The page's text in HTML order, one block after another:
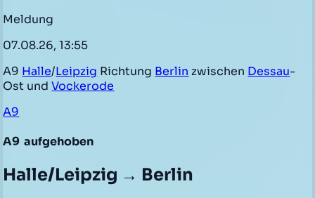
Meldung
07.08.26, 13:55
A9 Halle/Leipzig Richtung Berlin zwischen Dessau-
Ost undVockerode
A9
A9 aufgehoben
Halle/Leipzig → Berlin